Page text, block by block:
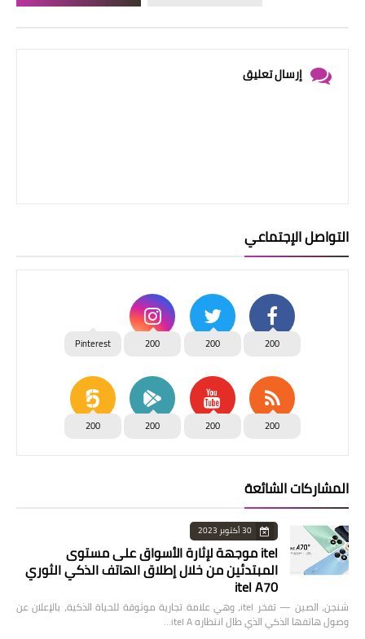
إرسال تعليق
التواصل الإجتماعي
200
200
200
Pinterest
200
200
200
200
المشاركات الشائعة
30 أكتوبر 2023
itel موجهة لإثارة الأسواق على مستوى
المبتدئين من خلال إطلاق الهاتف الذكي الثوري
itel A70
شنجن، الصين — تفخر itel، وهي علامة تجارية موثوقة للحياة الذكية، بالإعلان عن
وصول هاتفها الذكي الذي طال انتظاره itel A…